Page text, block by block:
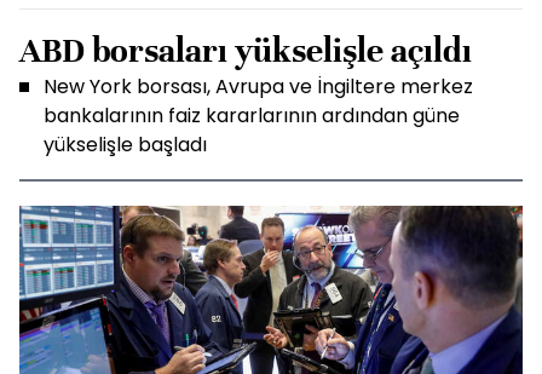
ABD borsaları yükselişle açıldı
New York borsası, Avrupa ve İngiltere merkez
bankalarının faiz kararlarının ardından güne
yükselişle başladı